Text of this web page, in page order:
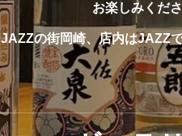
お楽しみくだ
JAZZの街岡崎、店内はJAZZ